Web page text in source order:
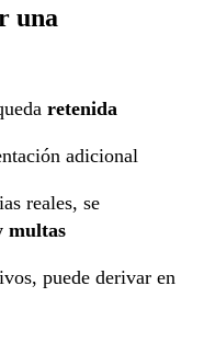
una
retenida
adicional
reales, se
multas
puede derivar en